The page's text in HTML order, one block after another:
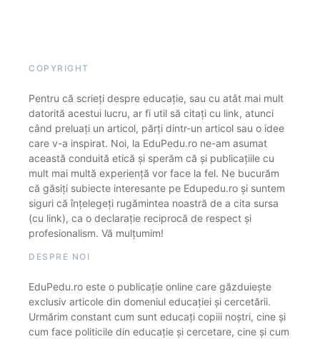
COPYRIGHT
Pentru că scrieți despre educație, sau cu atât mai mult
datorită acestui lucru, ar fi util să citați cu link, atunci
când preluați un articol, părți dintr-un articol sau o idee
care v-a inspirat. Noi, la EduPedu.ro ne-am asumat
această conduită etică și sperăm că și publicațiile cu
mult mai multă experiență vor face la fel. Ne bucurăm
că găsiți subiecte interesante pe Edupedu.ro și suntem
siguri că înțelegeți rugămintea noastră de a cita sursa
(cu link), ca o declarație reciprocă de respect și
profesionalism. Vă mulțumim!
DESPRE NOI
EduPedu.ro este o publicație online care găzduiește
exclusiv articole din domeniul educației și cercetării.
Urmărim constant cum sunt educați copiii noștri, cine și
cum face politicile din educație și cercetare, cine și cum